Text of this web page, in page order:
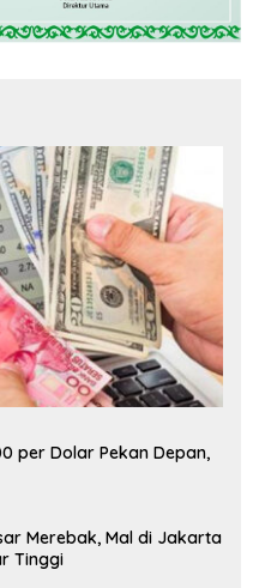
per Dolar Pekan Depan,
Merebak, Mal di Jakarta
Tinggi